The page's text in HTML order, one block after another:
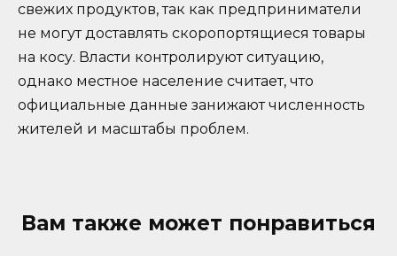
свежих продуктов, так как предприниматели
не могут доставлять скоропортящиеся товары
на косу. Власти контролируют ситуацию,
однако местное население считает, что
официальные данные занижают численность
жителей и масштабы проблем.
Вам также может понравиться